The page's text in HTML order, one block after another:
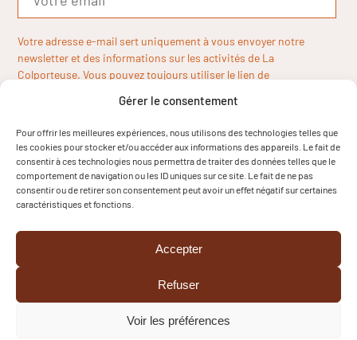
Gérer le consentement
Pour offrir les meilleures expériences, nous utilisons des technologies telles que
les cookies pour stocker et/ou accéder aux informations des appareils. Le fait de
consentir à ces technologies nous permettra de traiter des données telles que le
comportement de navigation ou les ID uniques sur ce site. Le fait de ne pas
consentir ou de retirer son consentement peut avoir un effet négatif sur certaines
caractéristiques et fonctions.
Accepter
Refuser
Voir les préférences
Votre adresse e-mail sert uniquement à vous envoyer notre
newsletter et des informations sur les activités de La
Colporteuse. Vous pouvez toujours utiliser le lien de